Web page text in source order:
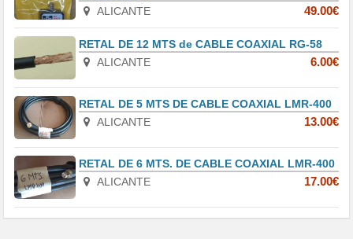
ALICANTE
49.00€
RETAL DE 12 MTS de CABLE COAXIAL RG-58
ALICANTE
6.00€
RETAL DE 5 MTS DE CABLE COAXIAL LMR-400
ALICANTE
13.00€
RETAL DE 6 MTS. DE CABLE COAXIAL LMR-400
ALICANTE
17.00€